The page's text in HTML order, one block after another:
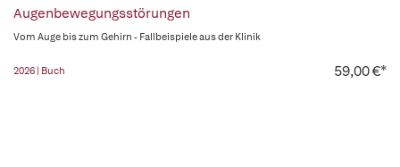
Augenbewegungsstörungen
Vom Auge bis zum Gehirn - Fallbeispiele aus der Klinik
2026 | Buch 59,00 €*